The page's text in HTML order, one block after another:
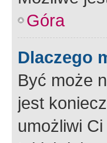
Góra
Dlaczego
Być może
jest
umożliwi